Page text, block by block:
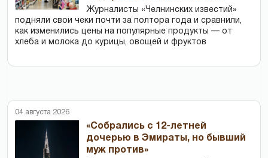
Журналисты «Челнинских известий»
подняли свои чеки почти за полтора года и сравнили,
как изменились цены на популярные продукты — от
хлеба и молока до курицы, овощей и фруктов
04 августа 2026
«Собрались с 12-летней
дочерью в Эмираты, но бывший
муж против»